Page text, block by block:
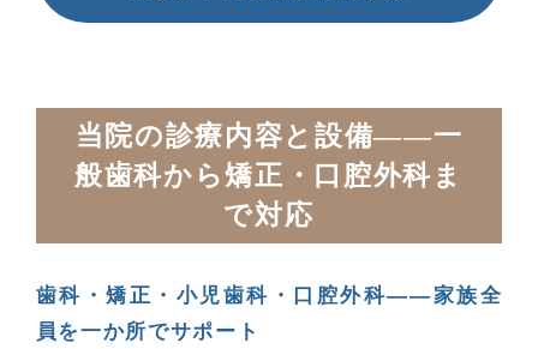
当院の診療内容と設備——一
般歯科から矯正・口腔外科ま
で対応
歯科・矯正・小児歯科・口腔外科——家族全
員を一か所でサポート